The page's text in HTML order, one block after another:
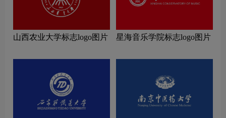
山西农业大学标志logo图片 星海音乐学院标志logo图片